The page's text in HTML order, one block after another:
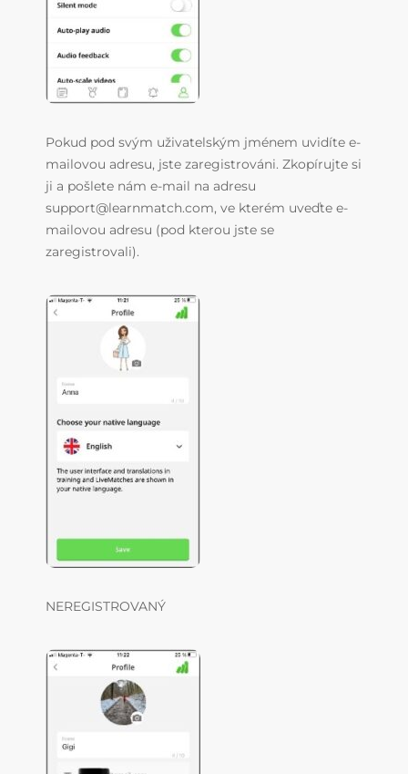
Pokud pod svým uživatelským jménem uvidíte e-
mailovou adresu, jste zaregistrováni. Zkopírujte si
ji a pošlete nám e-mail na adresu
support@learnmatch.com, ve kterém uveďte e-
mailovou adresu (pod kterou jste se
zaregistrovali).
NEREGISTROVANÝ